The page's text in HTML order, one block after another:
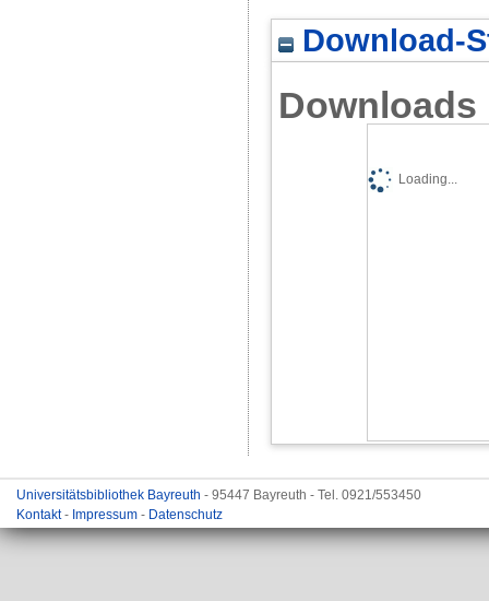
Download-
Downloads
Loading...
Universitätsbibliothek Bayreuth - 95447 Bayreuth - Tel. 0921/553450
Kontakt- Impressum - Datenschutz